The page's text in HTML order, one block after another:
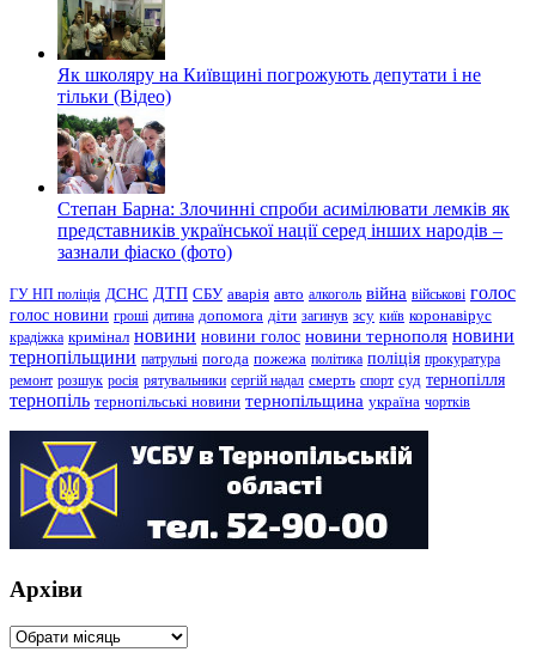
Як школяру на Київщині погрожують депутати і не
тільки (Відео)
Степан Барна: Злочинні спроби асимілювати лемків як
представників української нації серед інших народів –
зазнали фіаско (фото)
ГУ НП поліція ДСНС ДТП СБУ аварія авто алкоголь війна військові голос
голос новини гроші дитина допомога діти загинув зсу київ коронавірус
крадіжка кримінал новини новини голос новини тернополя новини
тернопільщини патрульні погода пожежа політика поліція прокуратура
ремонт розшук росія рятувальники сергій надал смерть спорт суд тернопілля
тернопіль тернопільські новини тернопільщина україна чортків
Архіви
Архіви